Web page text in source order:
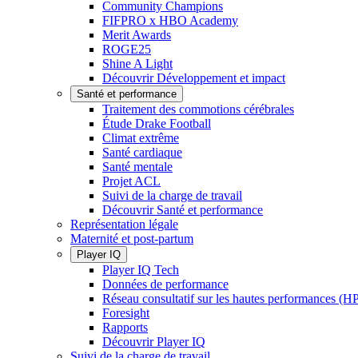
Community Champions
FIFPRO x HBO Academy
Merit Awards
ROGE25
Shine A Light
Découvrir Développement et impact
Santé et performance
Traitement des commotions cérébrales
Étude Drake Football
Climat extrême
Santé cardiaque
Santé mentale
Projet ACL
Suivi de la charge de travail
Découvrir Santé et performance
Représentation légale
Maternité et post-partum
Player IQ
Player IQ Tech
Données de performance
Réseau consultatif sur les hautes performances
Foresight
Rapports
Découvrir Player IQ